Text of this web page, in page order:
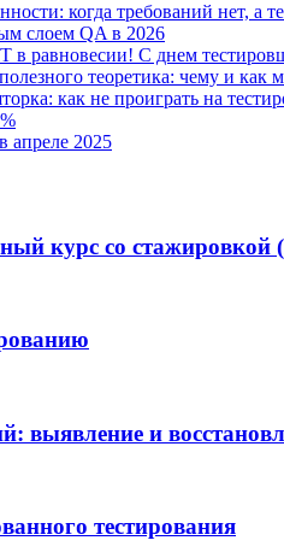
когда требований нет, а
слоем QA в 2026
в равновесии! С днем
теоретика: чему и как
как не проиграть на
апреле 2025
курс со
выявление и
тестирования